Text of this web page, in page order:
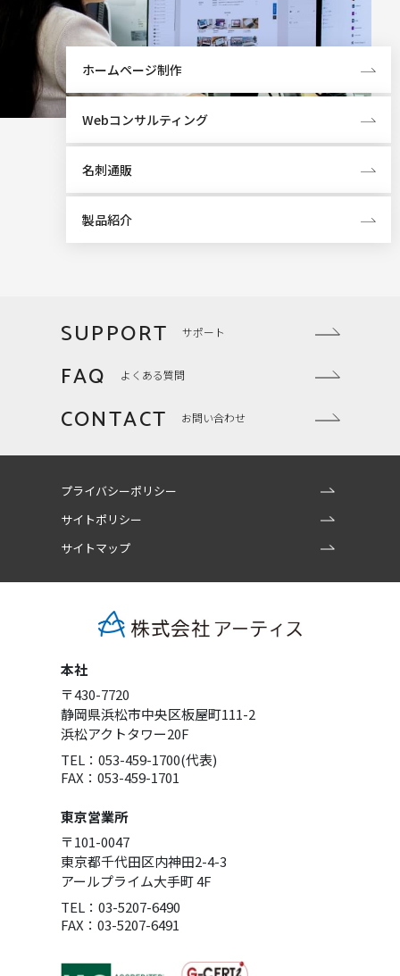
ホームページ制作
Webコンサルティング
名刺通販
製品紹介
SUPPORT サポート
FAQ よくある質問
CONTACT お問い合わせ
プライバシーポリシー
サイトポリシー
サイトマップ
本社
〒430-7720
静岡県浜松市中央区板屋町111-2
浜松アクトタワー20F
TEL：053-459-1700(代表)
FAX：053-459-1701
東京営業所
〒101-0047
東京都千代田区内神田2-4-3
アールプライム大手町 4F
TEL：03-5207-6490
FAX：03-5207-6491